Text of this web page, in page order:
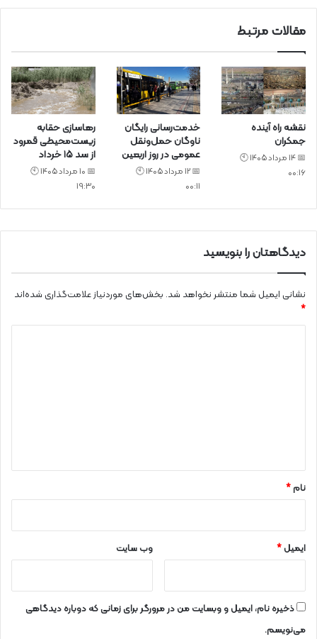
مقالات مرتبط
نقشه راه آینده
جمکران
📅 14 مرداد 1405 🕙
00:16
خدمت‌رسانی رایگان
ناوگان حمل‌ونقل
عمومی در روز اربعین
📅 12 مرداد 1405 🕙
00:11
رهاسازی حقابه
زیست‌محیطی قمرود
از سد ۱۵ خرداد
📅 10 مرداد 1405 🕙
19:30
دیدگاهتان را بنویسید
نشانی ایمیل شما منتشر نخواهد شد. بخش‌های موردنیاز علامت‌گذاری شده‌اند
*
نام*
ایمیل* وب‌ سایت
ذخیره نام، ایمیل و وبسایت من در مرورگر برای زمانی که دوباره دیدگاهی
می‌نویسم.